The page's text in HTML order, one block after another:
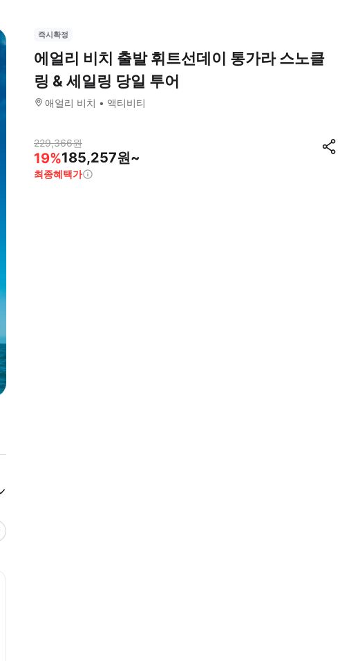
즉시확정
에얼리 비치 출발 휘트선데이 통가라 스노클
링 & 세일링 당일 투어
애얼리 비치 액티비티
229,366원
19%185,257원~
최종혜택가